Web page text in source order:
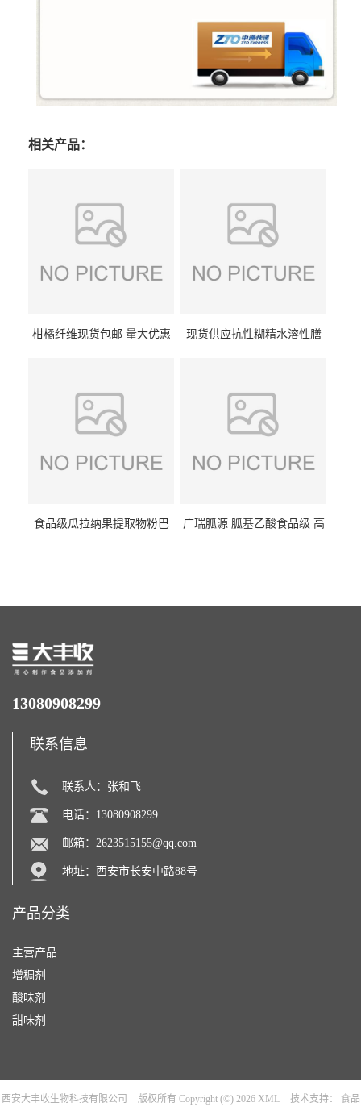
相关产品：
柑橘纤维现货包邮 量大优惠
现货供应抗性糊精水溶性膳
食品级瓜拉纳果提取物粉巴
广瑞胍源 胍基乙酸食品级 高
13080908299
联系信息
联系人：张和飞
电话：13080908299
邮箱： 2623515155@qq.com
地址：西安市长安中路88号
产品分类
主营产品
增稠剂
酸味剂
甜味剂
西安大丰收生物科技有限公司 版权所有 Copyright (©) 2026 XML 技术支持： 食品